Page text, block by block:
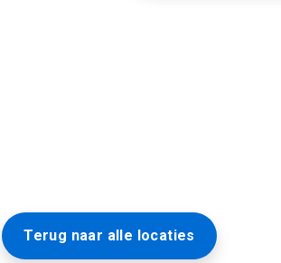
Terug naar alle locaties